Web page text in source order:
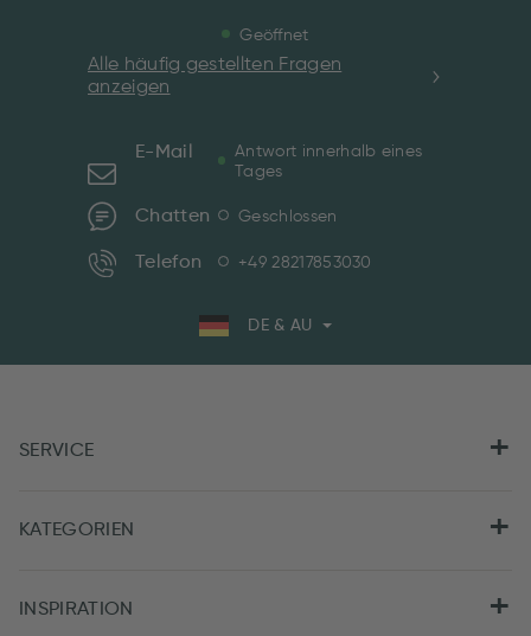
Geöffnet
Alle häufig gestellten Fragen
anzeigen
E-Mail
Antwort innerhalb eines
Tages
Chatten Geschlossen
Telefon +49 28217853030
DE & AU
SERVICE
KATEGORIEN
INSPIRATION